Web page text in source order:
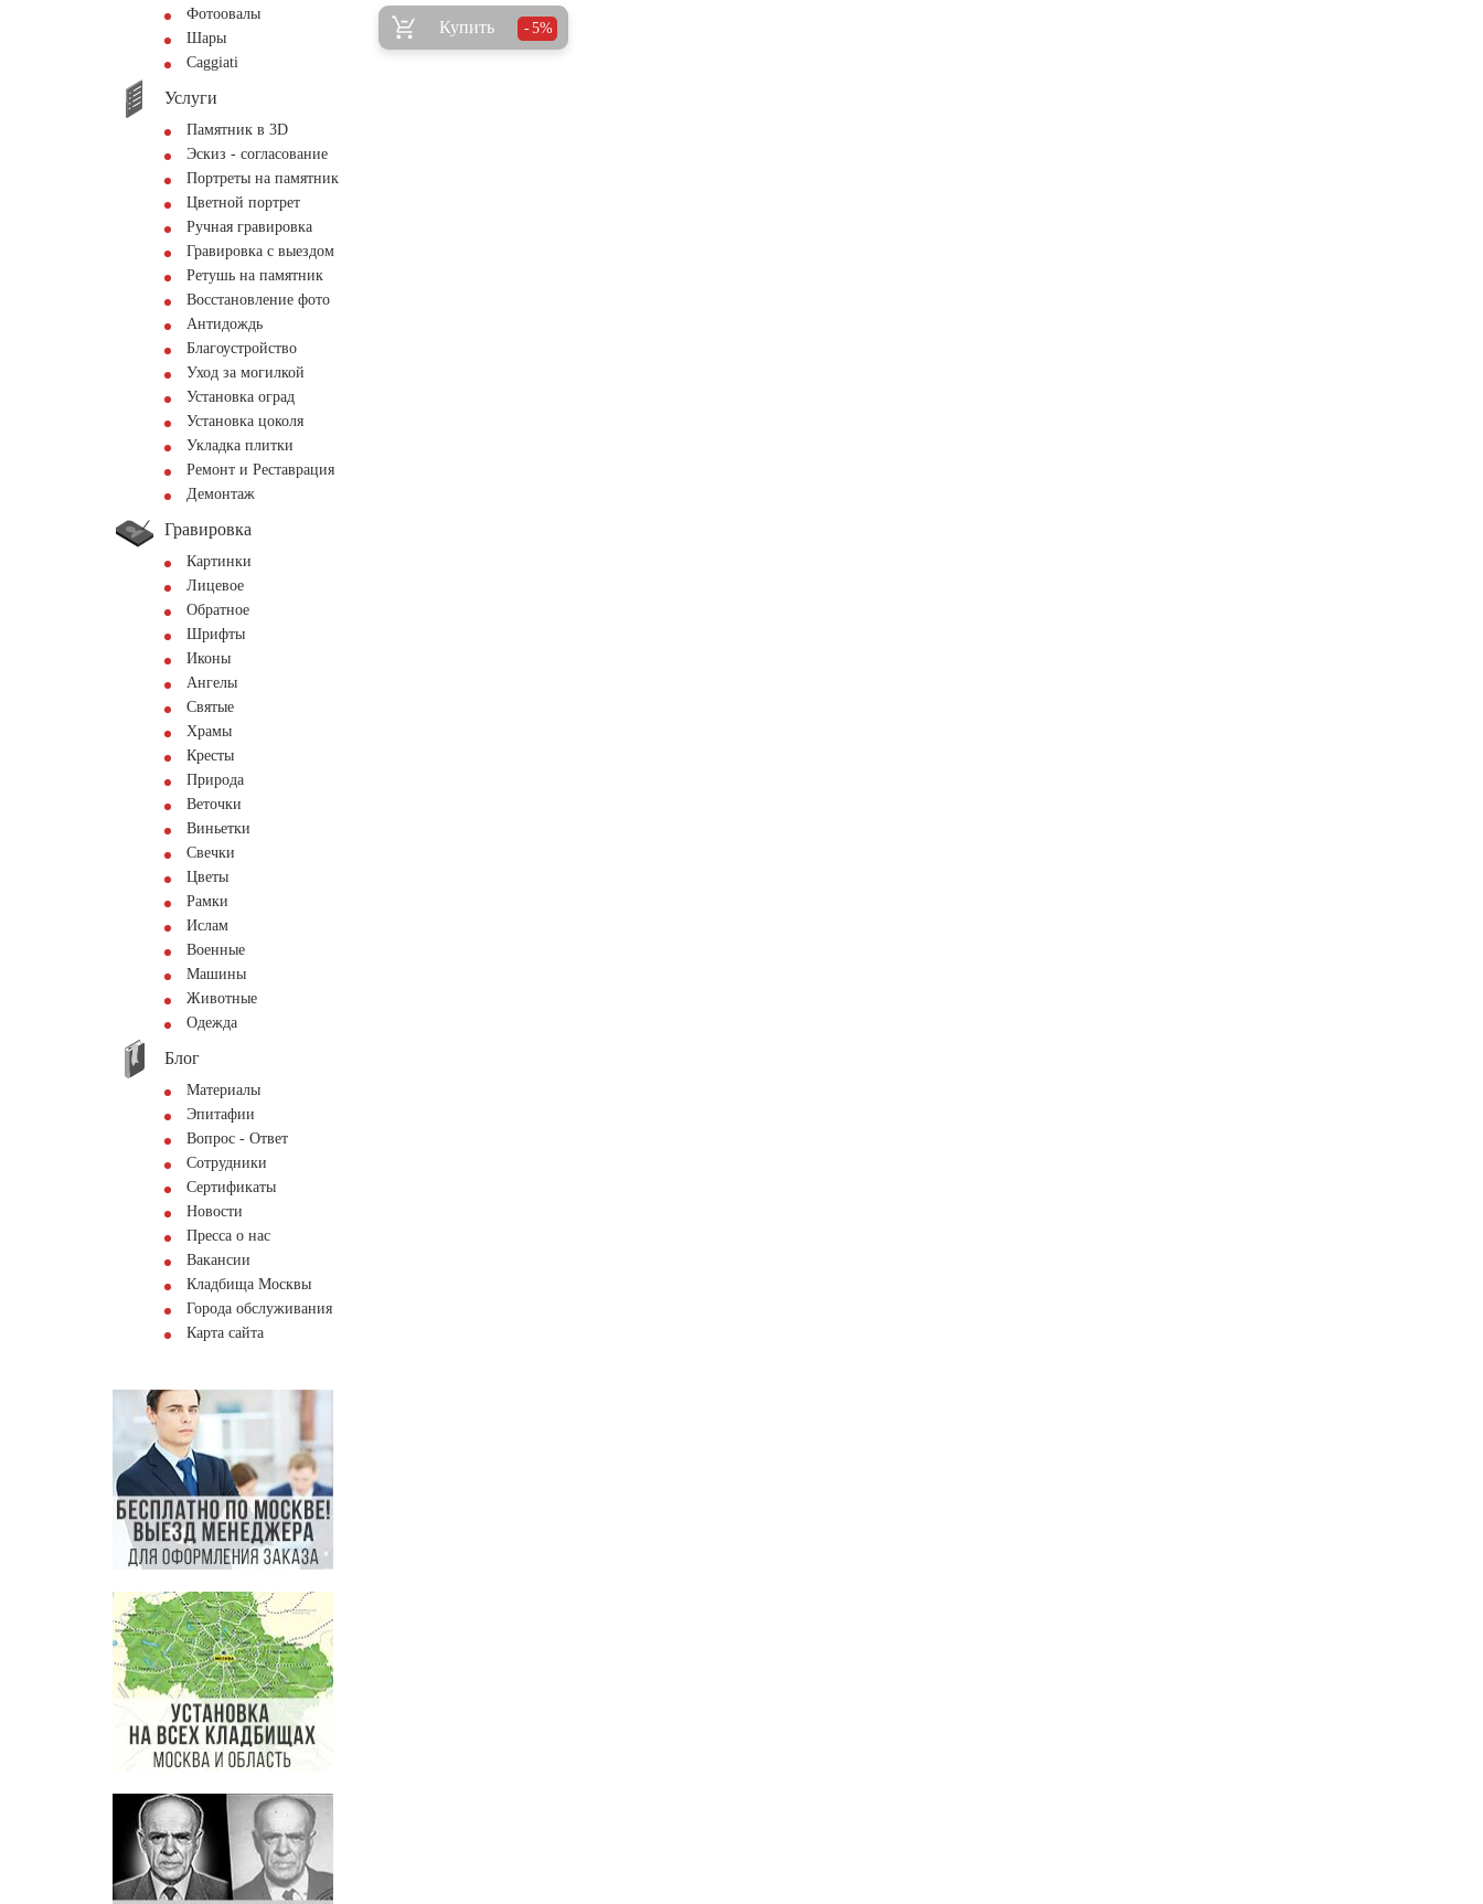
Фотоовалы
Шары
Сaggiati
Услуги
Памятник в 3D
Эскиз - согласование
Портреты на памятник
Цветной портрет
Ручная гравировка
Гравировка с выездом
Ретушь на памятник
Восстановление фото
Антидождь
Благоустройство
Уход за могилкой
Установка оград
Установка цоколя
Укладка плитки
Ремонт и Реставрация
Демонтаж
Гравировка
Картинки
Лицевое
Обратное
Шрифты
Иконы
Ангелы
Святые
Храмы
Кресты
Природа
Веточки
Виньетки
Свечки
Цветы
Рамки
Ислам
Военные
Машины
Животные
Одежда
Блог
Материалы
Эпитафии
Вопрос - Ответ
Сотрудники
Сертификаты
Новости
Пресса о нас
Вакансии
Кладбища Москвы
Города обслуживания
Карта сайта
Купить 5%